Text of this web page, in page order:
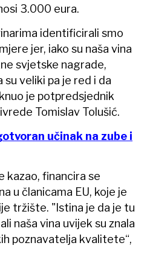
3.000 eura.
identificirali smo
jer, iako su naša vina
svjetske nagrade,
veliki pa je red i da
je potpredsjednik
Tomislav Tolušić.
učinak na zube i
kazao, financira se
u članicama EU, koje je
tržište. "Istina je da je tu
naša vina uvijek su znala
poznavatelja kvalitete“,